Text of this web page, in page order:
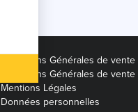
Conditions Générales de
Conditions Générales de
Mentions Légales
Données personnelles